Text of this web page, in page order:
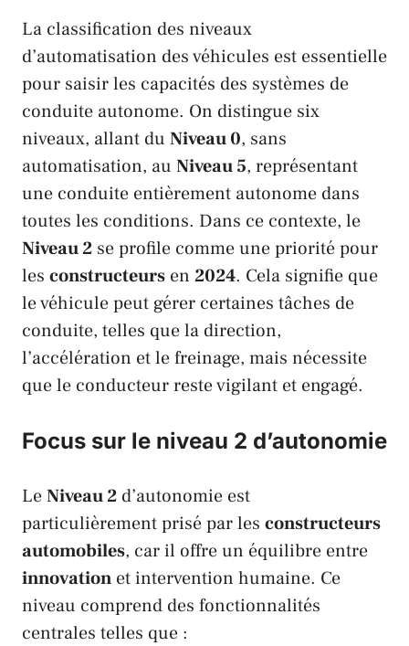
La classification des niveaux
d’automatisation des véhicules est essentielle
pour saisir les capacités des systèmes de
conduite autonome. On distingue six
niveaux, allant du Niveau 0, sans
automatisation, au Niveau 5, représentant
une conduite entièrement autonome dans
toutes les conditions. Dans ce contexte, le
Niveau 2 se profile comme une priorité pour
les constructeurs en 2024. Cela signifie que
le véhicule peut gérer certaines tâches de
conduite, telles que la direction,
l’accélération et le freinage, mais nécessite
que le conducteur reste vigilant et engagé.
Focus sur le niveau 2 d’autonomie
LeNiveau 2 d’autonomie est
particulièrement prisé par les constructeurs
automobiles, car il offre un équilibre entre
innovation et intervention humaine. Ce
niveau comprend des fonctionnalités
centrales telles que :